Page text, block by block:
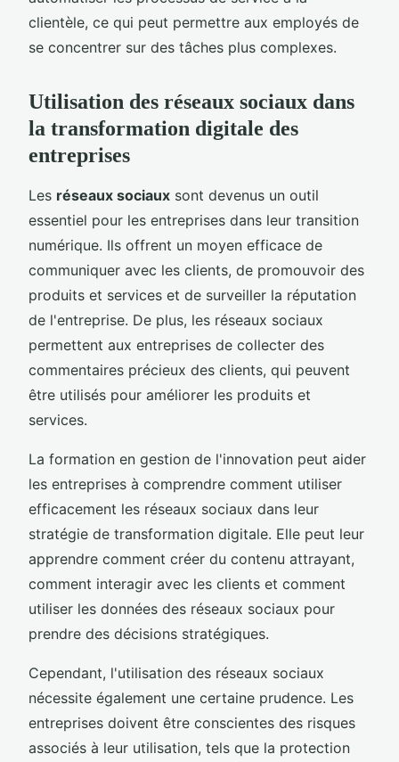
clientèle, ce qui peut permettre aux employés de
se concentrer sur des tâches plus complexes.
Utilisation des réseaux sociaux dans
la transformation digitale des
entreprises
Les réseaux sociaux sont devenus un outil
essentiel pour les entreprises dans leur transition
numérique. Ils offrent un moyen efficace de
communiquer avec les clients, de promouvoir des
produits et services et de surveiller la réputation
de l'entreprise. De plus, les réseaux sociaux
permettent aux entreprises de collecter des
commentaires précieux des clients, qui peuvent
être utilisés pour améliorer les produits et
services.
La formation en gestion de l'innovation peut aider
les entreprises à comprendre comment utiliser
efficacement les réseaux sociaux dans leur
stratégie de transformation digitale. Elle peut leur
apprendre comment créer du contenu attrayant,
comment interagir avec les clients et comment
utiliser les données des réseaux sociaux pour
prendre des décisions stratégiques.
Cependant, l'utilisation des réseaux sociaux
nécessite également une certaine prudence. Les
entreprises doivent être conscientes des risques
associés à leur utilisation, tels que la protection